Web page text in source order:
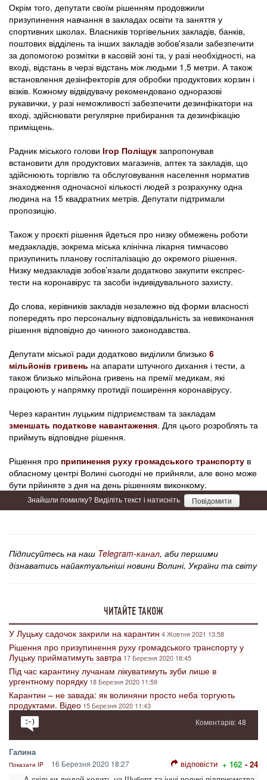
Окрім того, депутати своїм рішенням продовжили
призупинення навчання в закладах освіти та заняття у
спортивних школах. Власників торгівельних закладів, банків,
поштових відділень та інших закладів зобов'язали забезпечити
за допомогою розмітки в касовій зоні та, у разі необхідності, на
вході, відстань в черзі відстань між людьми 1,5 метри. А також
встановлення дезінфекторів для обробки продуктових корзин і
візків. Кожному відвідувачу рекомендовано одноразові
рукавички, у разі неможливості забезпечити дезинфікатори на
вході, здійснювати регулярне прибирання та дезинфікацію
приміщень.
Радник міського голови Ігор Поліщук запропонував
встановити для продуктових магазинів, аптек та закладів, що
здійснюють торгівлю та обслуговування населення норматив
знаходження одночасної кількості людей з розрахунку одна
людина на 15 квадратних метрів. Депутати підтримали
пропозицію.
Також у проєкті рішення йдеться про низку обмежень роботи
медзакладів, зокрема міська клінічна лікарня тимчасово
призупинить планову госпіталізацію до окремого рішення.
Низку медзакладів зобов’язали додатково закупити експрес-
тести на коронавірус та засоби індивідувального захисту.
До слова, керівників закладів незалежно від форми власності
попередять про персональну відповідальність за невиконання
рішення відповідно до чинного законодавства.
Депутати міської ради додатково виділили близько 6
мільйонів гривень на апарати штучного дихання і тести, а
також близько мільйона гривень на премії медикам, які
працюють у напрямку протидії поширення коронавірусу.
Через карантин луцьким підприємствам та закладам
зменшать податкове навантаження. Для цього розроблять та
приймуть відповідне рішення.
Рішення про припинення руху громадського транспорту в
обласному центрі Волині сьогодні не прийняли, але воно може
бути прйиняте з дня на день рішенням виконкому.
Знайшли помилку? Виділіть текст і натисніть Повідомити
Підписуйтесь на наш Telegram-канал, аби першими
дізнаватись найактуальніші новини Волині, України та світу
ЧИТАЙТЕ ТАКОЖ
У Луцьку садочок закрили на карантин 4 Жовтня 2021 13:58
Рішення про призупинення руху громадського транспорту у
Луцьку прийматимуть завтра 17 Березня 2020 18:45
Під час карантину лучанам лікуватимуть зуби лише в
ургентному порядку 18 Березня 2020 11:59
Карантин – не завада: як волиняни просто неба торгують
продуктами. Відео 15 Березня 2020 11:43
Коментарів: 48
Галина
Показати IP 16 Березня 2020 18:27 відповісти + 162 - 24